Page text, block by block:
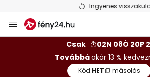
Ingyenes visszaküldés 50
Ugrás
a
Csak
02N 08Ó 20P
Továbbáakár 13 %
Kód:HET másolás